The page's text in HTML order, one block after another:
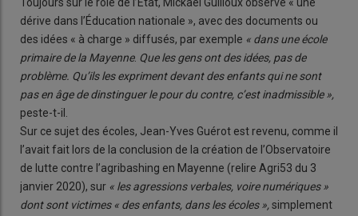
dérive dans l’Éducation nationale », avec des documents ou
des idées « à charge » diffusés, par exemple « dans une école
primaire de la Mayenne. Que les gens ont des idées, pas de
problème. Qu’ils les expriment devant des enfants qui ne sont
pas en âge de dinstinguer le pour du contre, c’est inadmissible »,
peste-t-il.
Sur ce sujet des écoles, Jean-Yves Guérot est revenu, comme il
l’avait fait lors de la conclusion de la création de l’Observatoire
de lutte contre l’agribashing en Mayenne (relire Agri53 du 3
janvier 2020), sur « les agressions verbales, voire numériques »
dont sont victimes « des enfants, dans les écoles », simplement